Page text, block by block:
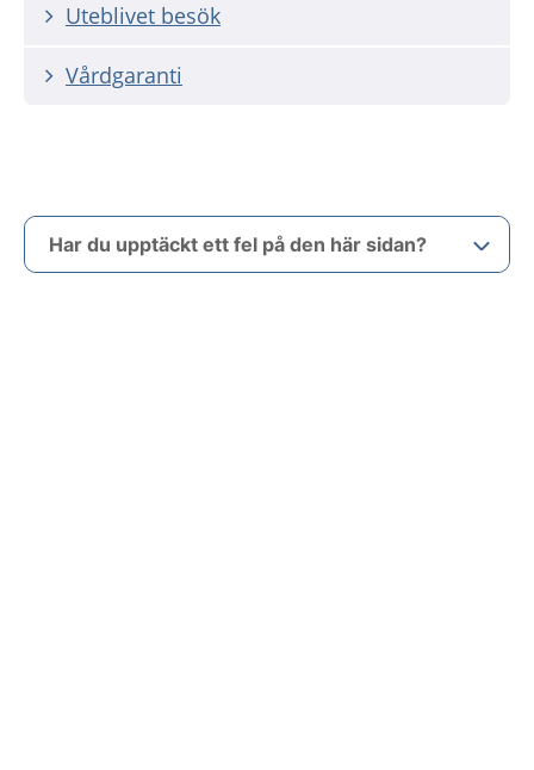
Uteblivet besök
Vårdgaranti
Har du upptäckt ett fel på den här sidan?